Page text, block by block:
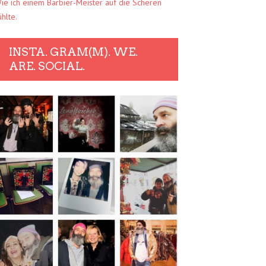
ich einem Barbier-Meister auf die Scheren
INSTA. GRAM(M). WE.
ARE. SOCIAL.